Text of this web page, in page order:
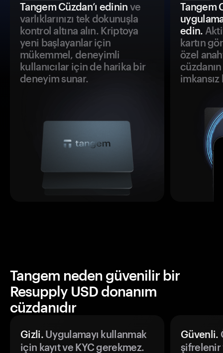
Tangem Cüzdan’ı edinin ve
varlıklarınızı tek dokunuşla
kontrol altına alın. Kriptoya
yeni başlayanlar için
mükemmel, deneyimli
kullanıcılar için de harika bir
deneyim sunar.
Tangem
edin.
kartın
özel
Tangem neden güvenilir bir
Resupply USD donanım
cüzdanıdır
Gizli.Uygulamayı kullanmak
için kayıt ve KYC gerekmez.
Güvenli.
şifrelenir